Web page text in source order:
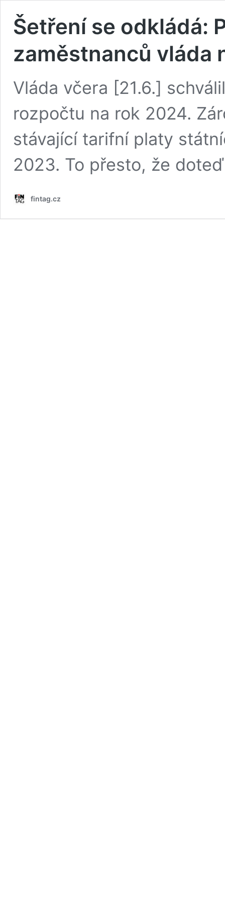
Šetření se odkládá:
zaměstnanců vláda
Vláda včera [21.6.]
rozpočtu na rok 2024.
stávající tarifní platy
2023. To přesto, že
fintag.cz